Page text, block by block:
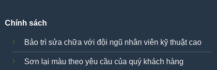
Chính sách
Bảo trì sửa chữa với đội ngũ nhân viên kỹ thuật cao
Sơn lại màu theo yêu cầu của quý khách hàng